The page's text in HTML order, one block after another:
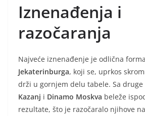
Iznenađenja i
razočaranja
Najveće iznenađenje je odlična forma
Jekaterinburga, koji se, uprkos
drži u gornjem delu tabele. Sa druge
Kazanj i Dinamo Moskva beleže
rezultate, što je razočaralo njihove